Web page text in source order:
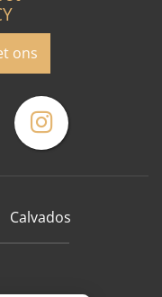
ons
Calvados